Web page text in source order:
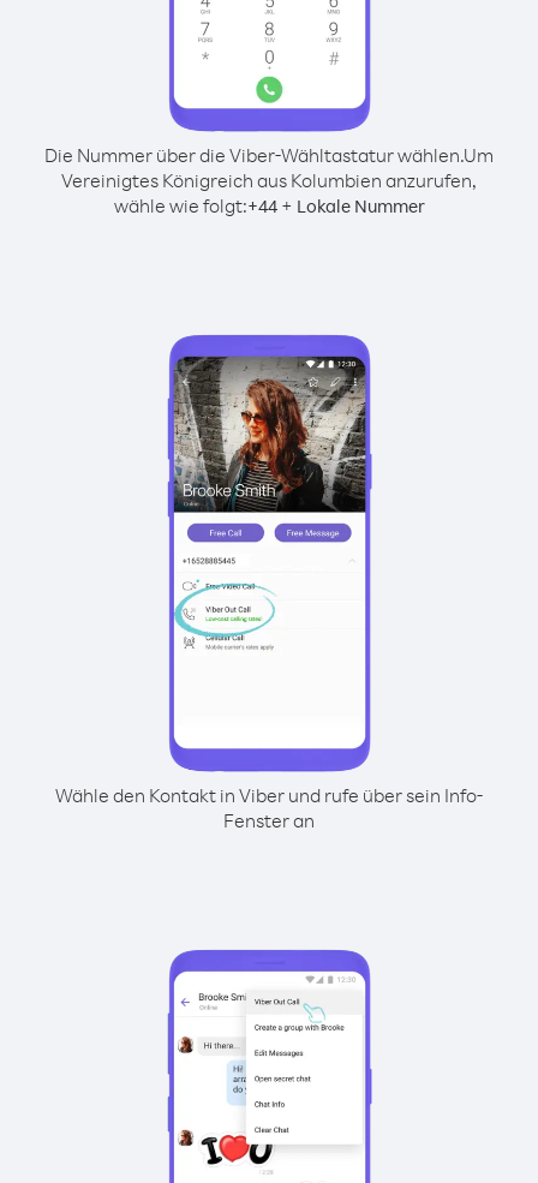
Die Nummer über die Viber-Wähltastatur wählen.Um
Vereinigtes Königreich aus Kolumbien anzurufen,
wähle wie folgt:+44+ Lokale Nummer
Wähle den Kontakt in Viber und rufe über sein Info-
Fenster an